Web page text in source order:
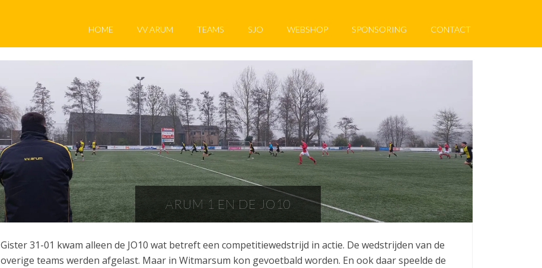
HOME VV ARUM TEAMS SJO WEBSHOP SPONSORING CONTACT
ARUM 1 EN DE JO10
Gister 31-01 kwam alleen de JO10 wat betreft een competitiewedstrijd in actie. De wedstrijden van de
overige teams werden afgelast. Maar in Witmarsum kon gevoetbald worden. En ook daar speelde de